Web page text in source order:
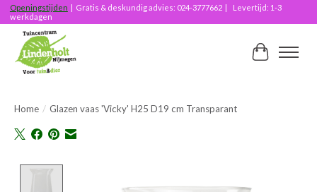
Openingstijden | Gratis & deskundig advies: 024-3777662 | Levertijd: 1-3
werkdagen
Home / Glazen vaas 'Vicky' H25 D19 cm Transparant